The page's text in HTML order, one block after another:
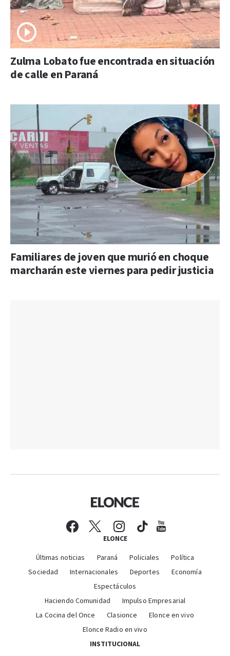
Zulma Lobato fue encontrada en situación
de calle en Paraná
Familiares de joven que murió en choque
marcharán este viernes para pedir justicia
ELONCE
Últimas noticias Paraná Policiales
Política
Sociedad
Internacionales Deportes
Economía
Espectáculos
Haciendo Comunidad
Impulso Empresarial
La Cocina del Once
Clasionce
Elonce en vivo
Elonce Radio en vivo
INSTITUCIONAL